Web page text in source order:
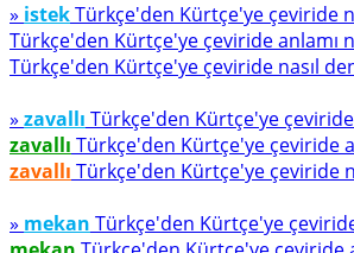
» istekTürkçe'den Kürtçe'ye çeviride
Türkçe'den Kürtçe'ye çeviride anlamı
Türkçe'den Kürtçe'ye çeviride nasıl
» zavallı Türkçe'den Kürtçe'ye
zavallı Türkçe'den Kürtçe'ye çeviride
zavallı Türkçe'den Kürtçe'ye çeviride
» mekan Türkçe'den Kürtçe'ye